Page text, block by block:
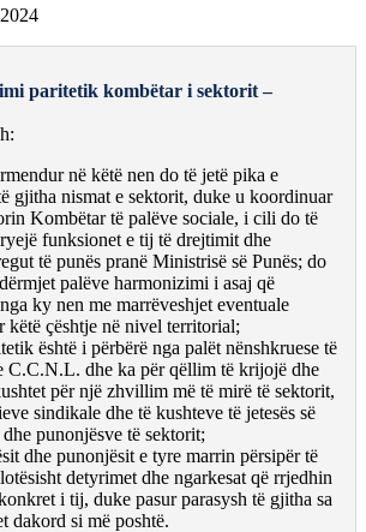
paritetik kombëtar i sektorit –
në këtë nen do të jetë pika e
gjitha nismat e sektorit, duke u koordinuar
Kombëtar të palëve sociale, i cili do të
funksionet e tij të drejtimit dhe
të punës pranë Ministrisë së Punës; do
palëve harmonizimi i asaj që
ky nen me marrëveshjet eventuale
këtë çështje në nivel territorial;
është i përbërë nga palët nënshkruese të
C.C.N.L. dhe ka për qëllim të krijojë dhe
për një zhvillim më të mirë të sektorit,
sindikale dhe të kushteve të jetesës së
punonjësve të sektorit;
dhe punonjësit e tyre marrin përsipër të
detyrimet dhe ngarkesat që rrjedhin
i tij, duke pasur parasysh të gjitha sa
dakord si më poshtë.